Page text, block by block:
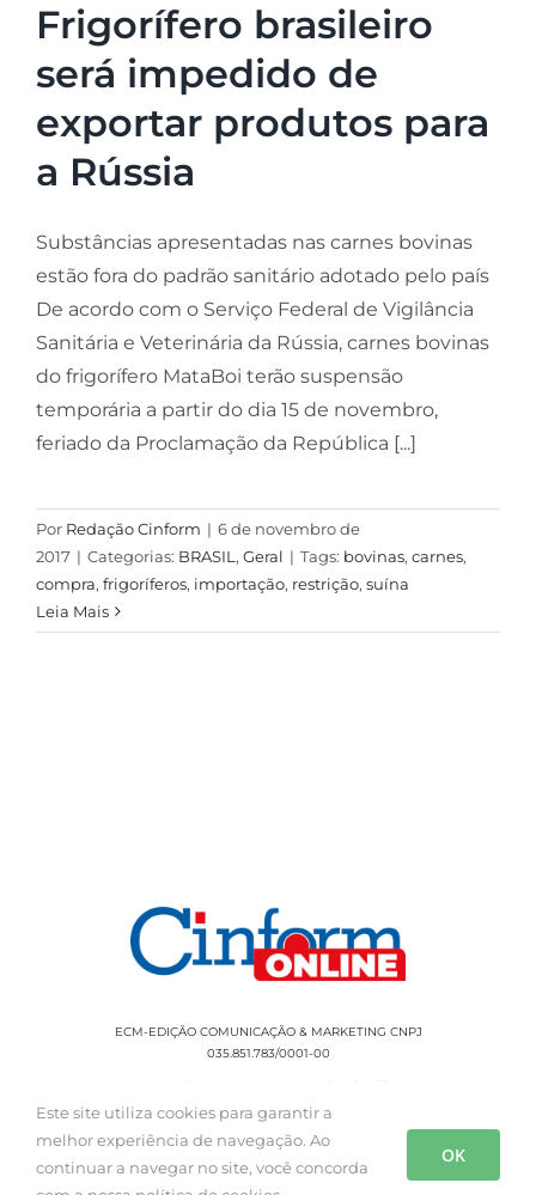
Frigorífero brasileiro
será impedido de
exportar produtos para
a Rússia
Substâncias apresentadas nas carnes bovinas
estão fora do padrão sanitário adotado pelo país
De acordo com o Serviço Federal de Vigilância
Sanitária e Veterinária da Rússia, carnes bovinas
do frigorífero MataBoi terão suspensão
temporária a partir do dia 15 de novembro,
feriado da Proclamação da República [...]
Por Redação Cinform | 6 de novembro de
2017 | Categorias: BRASIL, Geral | Tags: bovinas, carnes,
compra, frigoríferos, importação, restrição, suína
Leia Mais
ECM-EDIÇÃO COMUNICAÇÃO & MARKETING CNPJ
035.851.783/0001-00
Rua Sílvio Cesar Leite, 90 Salgado Filho -
Aracaju, SE, CEP: 49020-060 Fone: +55 79
Este site utiliza cookies para garantir a
melhor experiência de navegação. Ao
continuar a navegar no site, você concorda
OK